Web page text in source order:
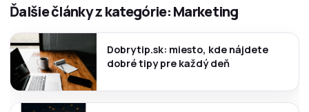
Ďalšie články z kategórie: Marketing
Dobrytip.sk: miesto, kde nájdete
dobré tipy pre každý deň